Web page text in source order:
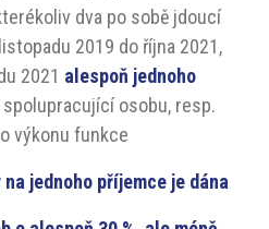
dva po sobě jdoucí
2019 do října 2021,
2021 alespoň jednoho
spolupracující osobu, resp.
výkonu funkce
jednoho příjemce je dána